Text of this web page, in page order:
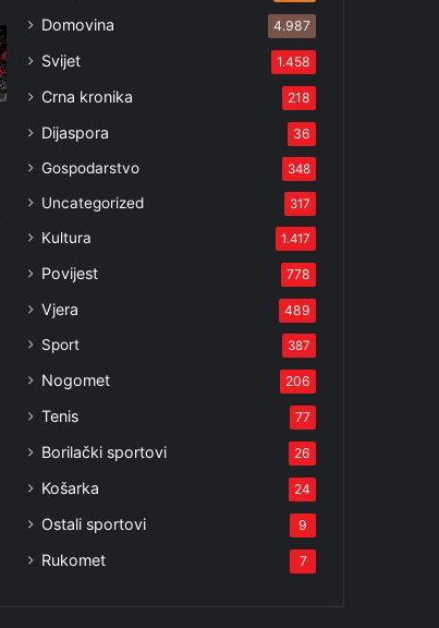
Domovina 4.987
Svijet 1.458
Crna kronika 218
Dijaspora 36
Gospodarstvo 348
Uncategorized 317
Kultura 1.417
Povijest 778
Vjera 489
Sport 387
Nogomet 206
Tenis 77
Borilački sportovi 26
Košarka 24
Ostali sportovi 9
Rukomet 7